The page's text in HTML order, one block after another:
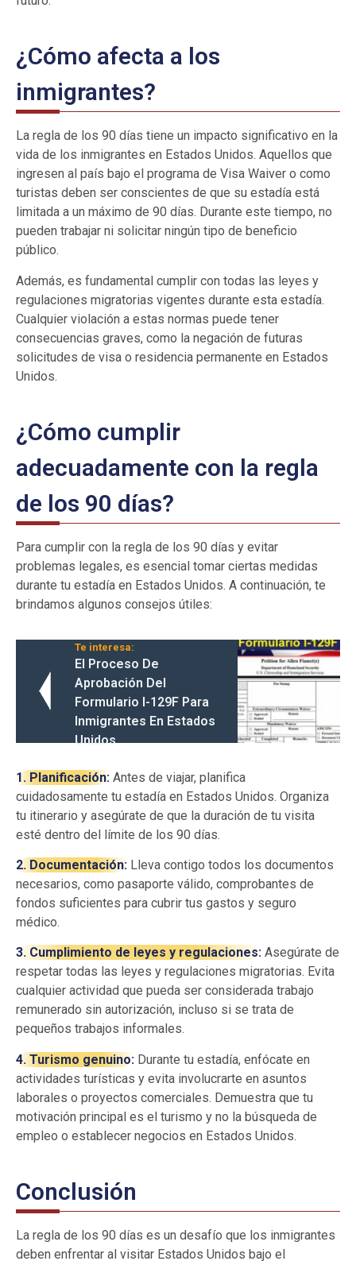
¿Cómo afecta a los
inmigrantes?
La regla de los 90 días tiene un impacto significativo en la
vida de los inmigrantes en Estados Unidos. Aquellos que
ingresen al país bajo el programa de Visa Waiver o como
turistas deben ser conscientes de que su estadía está
limitada a un máximo de 90 días. Durante este tiempo, no
pueden trabajar ni solicitar ningún tipo de beneficio
público.
Además, es fundamental cumplir con todas las leyes y
regulaciones migratorias vigentes durante esta estadía.
Cualquier violación a estas normas puede tener
consecuencias graves, como la negación de futuras
solicitudes de visa o residencia permanente en Estados
Unidos.
¿Cómo cumplir
adecuadamente con la regla
de los 90 días?
Para cumplir con la regla de los 90 días y evitar
problemas legales, es esencial tomar ciertas medidas
durante tu estadía en Estados Unidos. A continuación, te
brindamos algunos consejos útiles:
Te interesa:
El Proceso De
Aprobación Del
Formulario I-129F Para
Inmigrantes En Estados
Unidos
1. Planificación: Antes de viajar, planifica
cuidadosamente tu estadía en Estados Unidos. Organiza
tu itinerario y asegúrate de que la duración de tu visita
esté dentro del límite de los 90 días.
2. Documentación: Lleva contigo todos los documentos
necesarios, como pasaporte válido, comprobantes de
fondos suficientes para cubrir tus gastos y seguro
médico.
3. Cumplimiento de leyes y regulaciones: Asegúrate de
respetar todas las leyes y regulaciones migratorias. Evita
cualquier actividad que pueda ser considerada trabajo
remunerado sin autorización, incluso si se trata de
pequeños trabajos informales.
4. Turismo genuino: Durante tu estadía, enfócate en
actividades turísticas y evita involucrarte en asuntos
laborales o proyectos comerciales. Demuestra que tu
motivación principal es el turismo y no la búsqueda de
empleo o establecer negocios en Estados Unidos.
Conclusión
La regla de los 90 días es un desafío que los inmigrantes
deben enfrentar al visitar Estados Unidos bajo el